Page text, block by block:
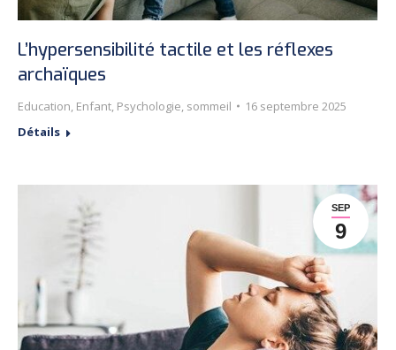
L’hypersensibilité tactile et les réflexes
archaïques
Education Enfant Psychologie sommeil
16 septembre 2025
Détails
SEP
9